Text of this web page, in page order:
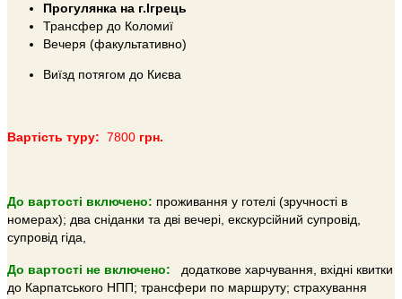
Прогулянка на г.Ігрець
Трансфер до Коломиї
Вечеря (факультативно)
Виїзд потягом до Києва
Вартість туру: 7800 грн.
До вартості включено: проживання у готелі (зручності в
номерах); два сніданки та дві вечері, екскурсійний супровід,
супровід гіда,
До вартості не включено: додаткове харчування, вхідні квитки
до Карпатського НПП; трансфери по маршруту; страхування